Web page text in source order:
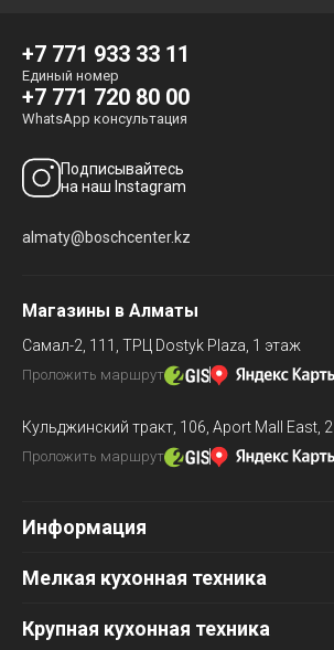
+7 771 933 33 11
Единый номер
+7 771 720 80 00
WhatsApp консультация
Подписывайтесь
на наш Instagram
almaty@boschcenter.kz
Магазины в Алматы
Самал-2, 111, ТРЦ Dostyk Plaza, 1 этаж
Проложить маршрут
Кульджинский тракт, 106, Aport Mall East,
Проложить маршрут
Информация
Мелкая кухонная техника
Крупная кухонная техника